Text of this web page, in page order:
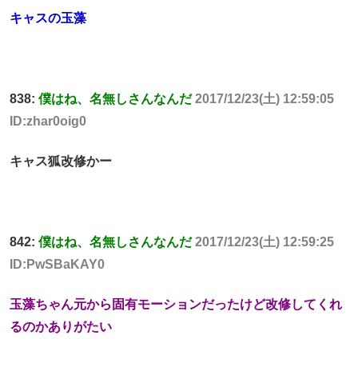
キャスの玉藻
838: 僕はね、名無しさんなんだ 2017/12/23(土) 12:59:05
ID:zhar0oig0
キャス狐改修かー
842: 僕はね、名無しさんなんだ 2017/12/23(土) 12:59:25
ID:PwSBaKAY0
玉藻ちゃん元から固有モーションだったけど改修してくれ
るのかありがたい